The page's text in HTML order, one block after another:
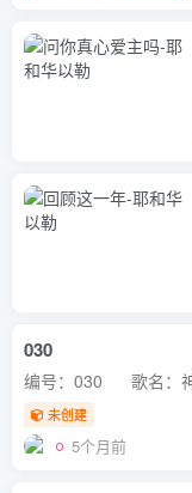
030
编号：030 歌名：
未创建
5个月前